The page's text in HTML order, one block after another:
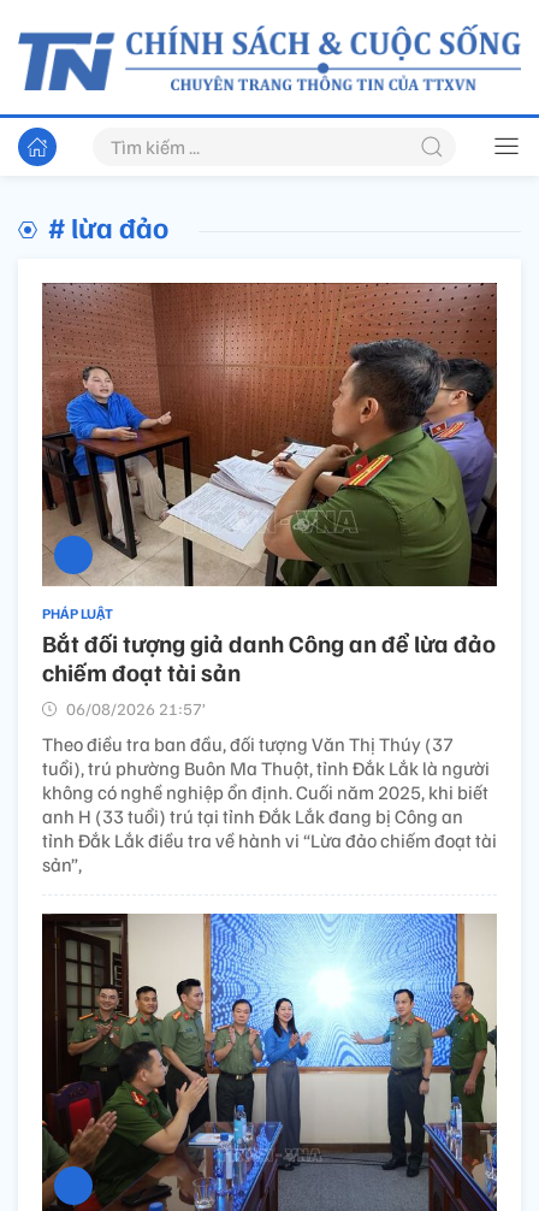
# lừa đảo
PHÁP LUẬT
Bắt đối tượng giả danh Công an để lừa đảo
chiếm đoạt tài sản
06/08/2026 21:57’
Theo điều tra ban đầu, đối tượng Văn Thị Thúy (37
tuổi), trú phường Buôn Ma Thuột, tỉnh Đắk Lắk là người
không có nghề nghiệp ổn định. Cuối năm 2025, khi biết
anh H (33 tuổi) trú tại tỉnh Đắk Lắk đang bị Công an
tỉnh Đắk Lắk điều tra về hành vi “Lừa đảo chiếm đoạt tài
sản”,